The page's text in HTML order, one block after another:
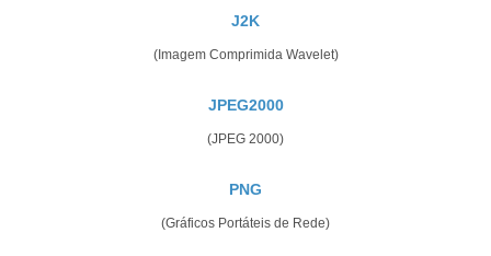
J2K
(Imagem Comprimida Wavelet)
JPEG2000
(JPEG 2000)
PNG
(Gráficos Portáteis de Rede)